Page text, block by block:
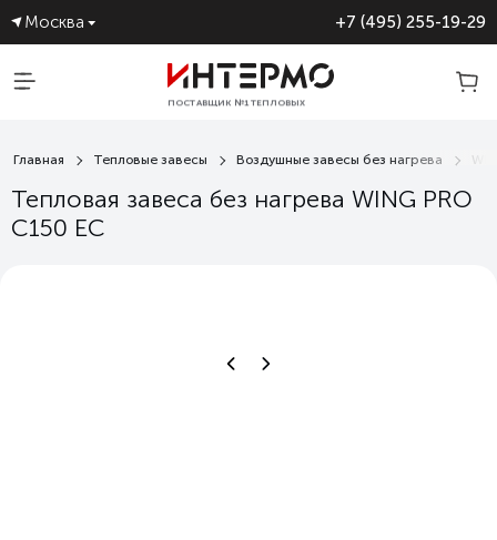
Москва +7 (495) 255-19-29
ПОСТАВЩИК №1 ТЕПЛОВЫХ
ЗАВЕС
Главная Тепловые завесы Воздушные завесы без нагрева
Тепловая завеса без нагрева WING PRO
C150 EC